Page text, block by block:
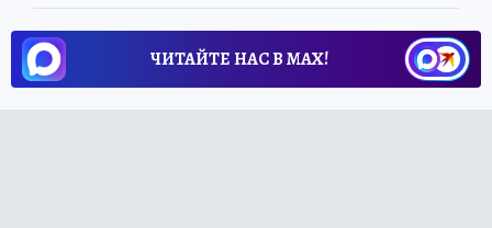
ЧИТАЙТЕ НАС В МАХ!